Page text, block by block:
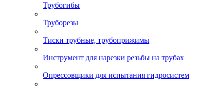
Трубогибы
Труборезы
Тиски трубные, трубоприжимы
Инструмент для нарезки резьбы на трубах
Опрессовщики для испытания гидросистем